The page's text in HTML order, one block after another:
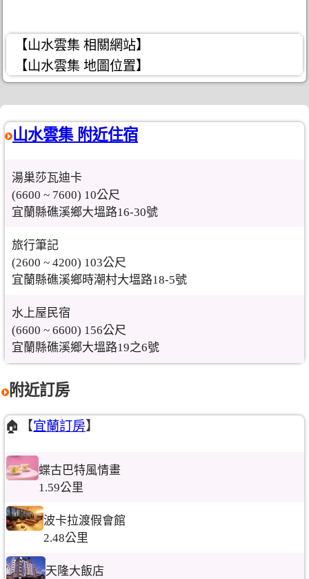
【山水雲集 相關網站】
【山水雲集 地圖位置】
山水雲集 附近住宿
湯巢莎瓦迪卡
(6600 ~ 7600) 10公尺
宜蘭縣礁溪鄉大塭路16-30號
旅行筆記
(2600 ~ 4200) 103公尺
宜蘭縣礁溪鄉時潮村大塭路18-5號
水上屋民宿
(6600 ~ 6600) 156公尺
宜蘭縣礁溪鄉大塭路19之6號
附近訂房
🏠【宜蘭訂房】
蝶古巴特風情畫
1.59公里
波卡拉渡假會館
2.48公里
天隆大飯店